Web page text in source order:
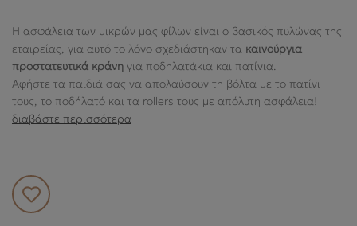
ABOUT US
ΠΛΗΡΟΦΟΡΙΕΣ
ΕΞΥΠΗΡΈΤΗΣΗ ΠΕΛΑΤΏΝ
Η ασφάλεια των μικρών μας φίλων είναι ο βασικός πυλώνας της
εταιρείας, για αυτό το λόγο σχεδιάστηκαν τα καινούργια
προστατευτικά κράνη για ποδηλατάκια και πατίνια.
Αφήστε τα παιδιά σας να απολαύσουν τη βόλτα με το πατίνι
τους, το ποδήλατό και τα rollers τους με απόλυτη ασφάλεια!
διαβάστε περισσότερα